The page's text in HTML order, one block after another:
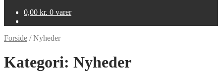
0,00 kr. 0 varer
Forside /Nyheder
Kategori: Nyheder